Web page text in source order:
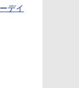
デイ